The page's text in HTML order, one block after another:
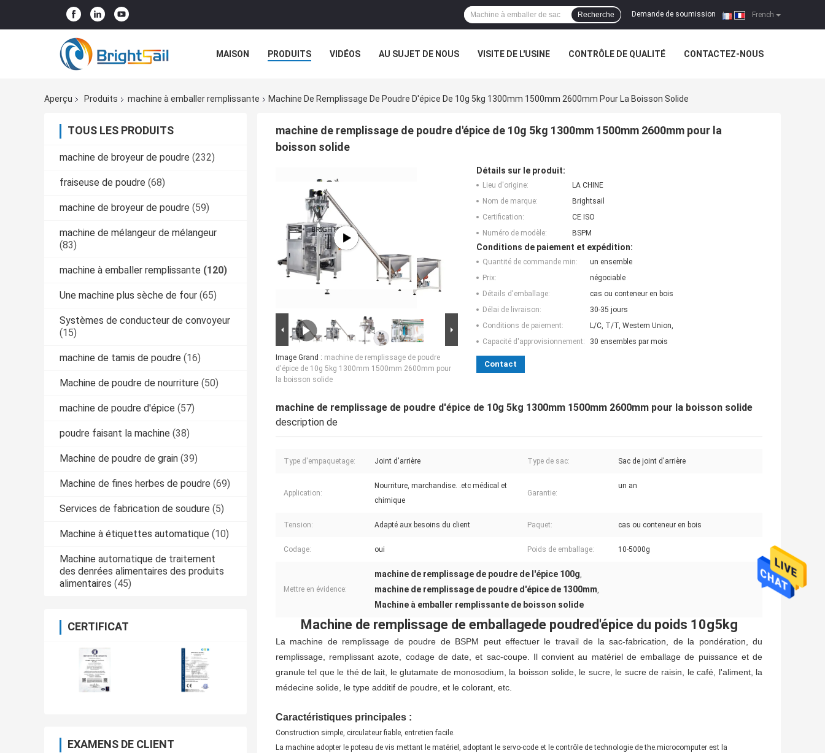
French
Demande de soumission |
Recherche
MAISON PRODUITS VIDÉOS AU SUJET DE NOUS VISITE DE L'USINE CONTRÔLE DE QUALITÉ CONTACTEZ-NOUS
Aperçu
Produits machine à emballer remplissante Machine De Remplissage De Poudre D'épice De 10g 5kg 1300mm 1500mm 2600mm Pour La Boisson Solide
TOUS LES PRODUITS
machine de broyeur de poudre (232)
fraiseuse de poudre (68)
machine de broyeur de poudre (59)
machine de mélangeur de mélangeur
(83)
machine à emballer remplissante (120)
Une machine plus sèche de four (65)
Systèmes de conducteur de convoyeur
(15)
machine de tamis de poudre (16)
Machine de poudre de nourriture (50)
machine de poudre d'épice (57)
poudre faisant la machine (38)
Machine de poudre de grain (39)
Machine de fines herbes de poudre (69)
Services de fabrication de soudure (5)
Machine à étiquettes automatique (10)
Machine automatique de traitement
des denrées alimentaires des produits
alimentaires (45)
CERTIFICAT
EXAMENS DE CLIENT
machine de remplissage de poudre d'épice de 10g 5kg 1300mm 1500mm 2600mm pour la
boisson solide
Image Grand : machine de remplissage de poudre
d'épice de 10g 5kg 1300mm 1500mm 2600mm pour
la boisson solide
Détails sur le produit:
Lieu d'origine:
LA CHINE
Nom de marque:
Brightsail
Certification:
CE ISO
Numéro de modèle:
BSPM
Conditions de paiement et expédition:
Quantité de commande min:
un ensemble
Prix:
négociable
Détails d'emballage:
cas ou conteneur en bois
Délai de livraison:
30-35 jours
Conditions de paiement:
L/C, T/T, Western Union,
Capacité d'approvisionnement:
30 ensembles par mois
Contact
machine de remplissage de poudre d'épice de 10g 5kg 1300mm 1500mm 2600mm pour la boisson solide
description de
Type d'empaquetage: Joint d'arrière Type de sac: Sac de joint d'arrière
Application:
Nourriture, marchandise. .etc médical et
chimique
Garantie:
un an
Tension: Adapté aux besoins du client Paquet: cas ou conteneur en bois
Codage: oui Poids de emballage: 10-5000g
Mettre en évidence:
machine de remplissage de poudre de l'épice 100g,
machine de remplissage de poudre d'épice de 1300mm,
Machine à emballer remplissante de boisson solide
Machine de remplissage de emballagede poudred'épice du poids 10g5kg
La machine de remplissage de poudre de BSPM peut effectuer le travail de la sac-fabrication, de la pondération, du
remplissage, remplissant azote, codage de date, et sac-coupe. Il convient au matériel de emballage de puissance et de
granule tel que le thé de lait, le glutamate de monosodium, la boisson solide, le sucre, le sucre de raisin, le café, l'aliment, la
médecine solide, le type additif de poudre, et le colorant, etc.
Caractéristiques principales :
Construction simple, circulateur fiable, entretien facile.
La machine adopter le poteau de vis mettant le matériel, adoptant le servo-code et le contrôle de technologie de the.microcomputer est la